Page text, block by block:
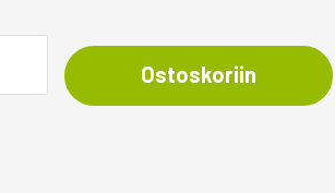
Ostoskoriin